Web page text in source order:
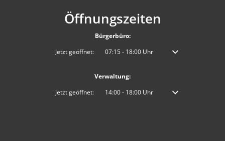
Öffnungszeiten
Bürgerbüro:
Klicken, um weitere Öffnungs- oder Schließzeiten auszublenden
Jetzt geöffnet: 07:15- 18:00Uhr Von 07:15 bis 18:00
Verwaltung:
Klicken, um weitere Öffnungs- oder Schließzeiten auszublenden
Jetzt geöffnet: 14:00- 18:00Uhr Von 14:00 bis 18:00